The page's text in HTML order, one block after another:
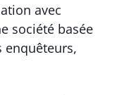
avec
société basée
enquêteurs,